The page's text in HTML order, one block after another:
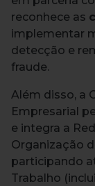
reconhece as
implementar
detecção e
fraude.
Além disso, a
Empresarial
e integra a
Organização
participando
Trabalho